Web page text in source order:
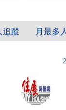
追蹤 月最多